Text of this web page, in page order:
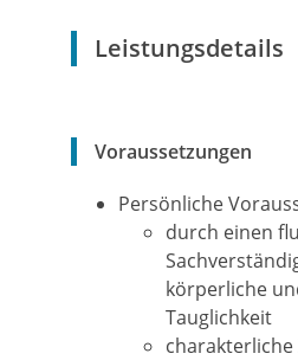
Leistungsdetails
Voraussetzungen
Persönliche
durch einen
körperliche
Tauglichkeit